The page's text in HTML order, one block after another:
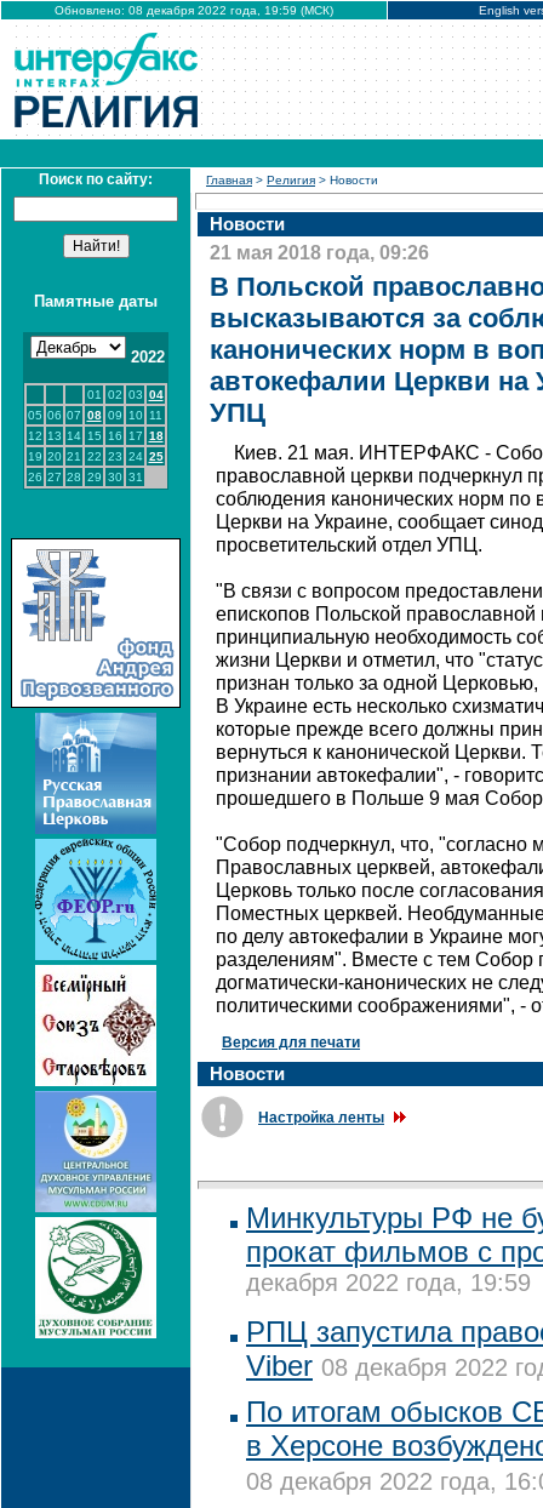
Обновлено: 08 декабря 2022 года, 19:59 (МСК) English
Поиск по сайту:
Памятные даты
2022
01 02 03 04
05 06 07 08 09 10
11
12 13 14 15 16 17 18
19 20 21 22 23 24 25
26 27 28 29 30 31
Главная > Религия > Новости
Новости
21 мая 2018 года, 09:26
В Польской
высказываются за
канонических норм в
автокефалии Церкви на
УПЦ
Киев. 21 мая. ИНТЕРФАКС -
православной церкви подчеркнул
соблюдения канонических норм по
Церкви на Украине, сообщает
просветительский отдел УПЦ.
"В связи с вопросом
епископов Польской православной
принципиальную необходимость
жизни Церкви и отметил, что
признан только за одной
В Украине есть несколько
которые прежде всего должны
вернуться к канонической Церкви.
признании автокефалии", -
прошедшего в Польше 9 мая
"Собор подчеркнул, что,
Православных церквей,
Церковь только после
Поместных церквей.
по делу автокефалии в Украине
разделениям". Вместе с тем Собор
догматически-канонических не
политическими соображениями", -
Версия для печати
Новости
Настройка ленты
Минкультуры РФ не
прокат фильмов с
декабря 2022 года, 19:59
РПЦ запустила
Viber 08 декабря 2022
По итогам обысков
в Херсоне
08 декабря 2022 года,